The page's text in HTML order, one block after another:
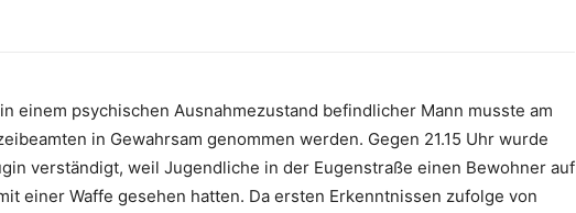
einem psychischen Ausnahmezustand befindlicher Mann musste am
in Gewahrsam genommen werden. Gegen 21.15 Uhr wurde
verständigt, weil Jugendliche in der Eugenstraße einen Bewohner auf
einer Waffe gesehen hatten. Da ersten Erkenntnissen zufolge von